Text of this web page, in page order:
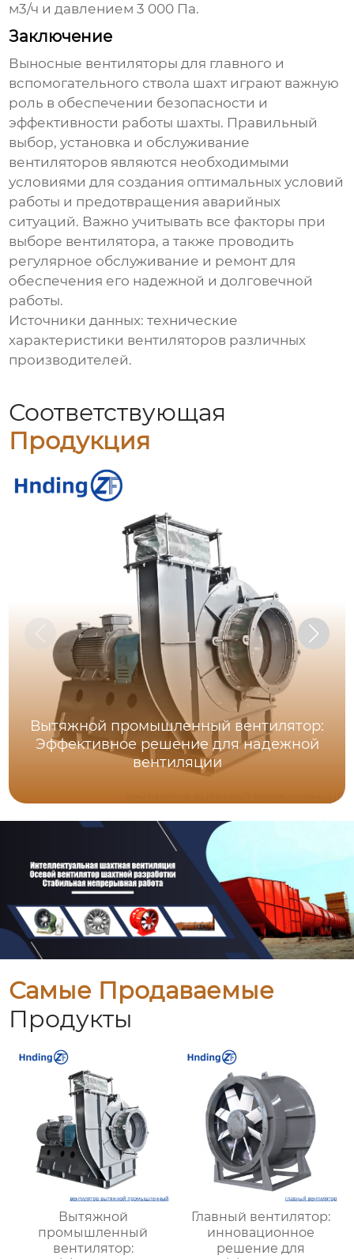
м3/ч и давлением 3 000 Па.
Заключение
Выносные вентиляторы для главного и
вспомогательного ствола шахт играют важную
роль в обеспечении безопасности и
эффективности работы шахты. Правильный
выбор, установка и обслуживание
вентиляторов являются необходимыми
условиями для создания оптимальных условий
работы и предотвращения аварийных
ситуаций. Важно учитывать все факторы при
выборе вентилятора, а также проводить
регулярное обслуживание и ремонт для
обеспечения его надежной и долговечной
работы.
Источники данных: технические
характеристики вентиляторов различных
производителей.
Соответствующая
Продукция
Вытяжной промышленный вентилятор:
Эффективное решение для надежной
вентиляции
Самые Продаваемые
Продукты
Вытяжной
промышленный
вентилятор:
Главный вентилятор:
инновационное
решение для